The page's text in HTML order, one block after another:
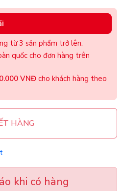
từ 3 sản phẩm trở lên.
quốc cho đơn hàng trên
VNĐ cho khách hàng theo
HÀNG
khi có hàng